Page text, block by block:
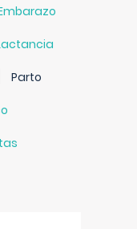
Parto